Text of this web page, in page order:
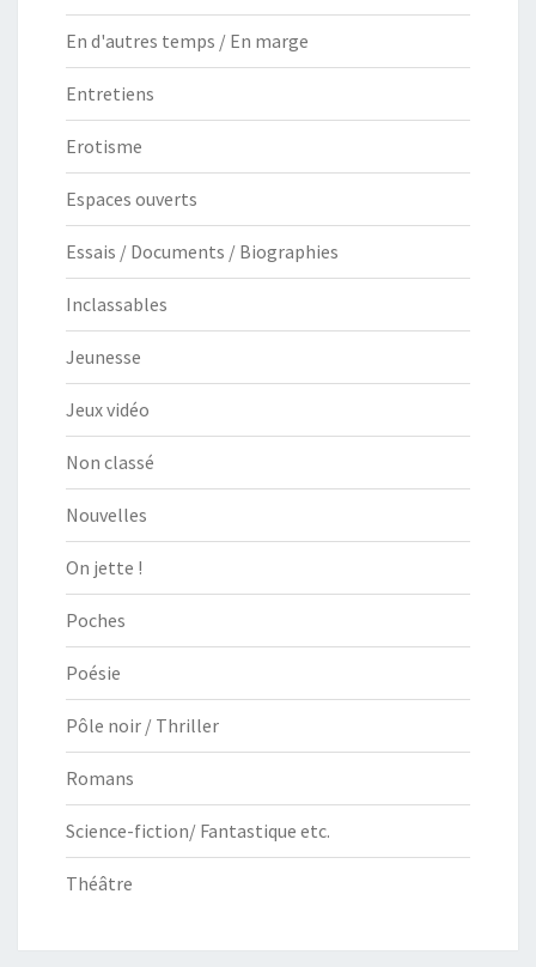
En d'autres temps / En marge
Entretiens
Erotisme
Espaces ouverts
Essais / Documents / Biographies
Inclassables
Jeunesse
Jeux vidéo
Non classé
Nouvelles
On jette !
Poches
Poésie
Pôle noir / Thriller
Romans
Science-fiction/ Fantastique etc.
Théâtre